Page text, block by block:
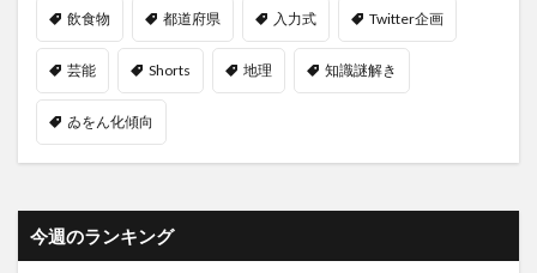
飲食物 都道府県 入力式 Twitter企画
芸能 Shorts 地理 知識謎解き
ゐをん化傾向
今週のランキング